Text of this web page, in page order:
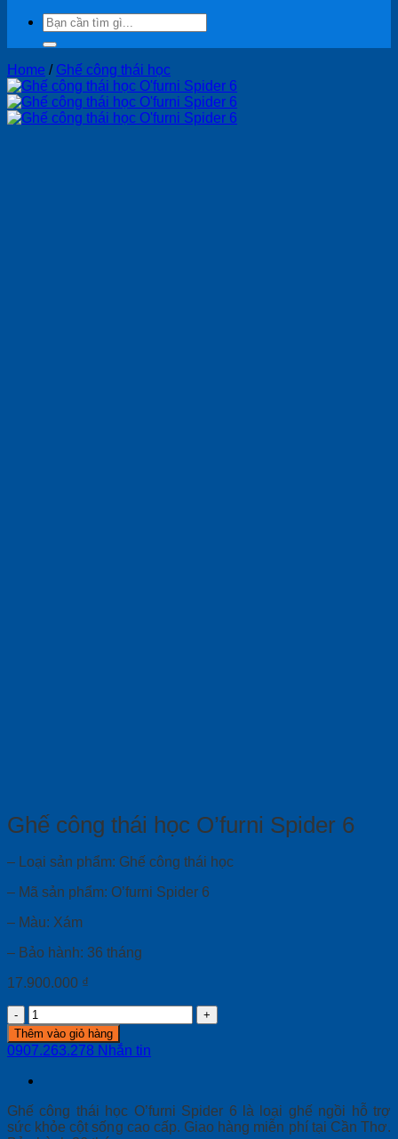
Search
for:
Home / Ghế công thái học
Ghế công thái học O’furni Spider 6
– Loại sản phẩm: Ghế công thái học
– Mã sản phẩm: O’furni Spider 6
– Màu: Xám
– Bảo hành: 36 tháng
17.900.000 ₫
Ghế
công
thái
học
O'furni
6
quantity
Thêm vào giỏ hàng
0907.263.278 Nhắn tin
Ghế công thái học O’furni Spider 6 là loại ghế ngồi hỗ trợ
sức khỏe cột sống cao cấp. Giao hàng miễn phí tại Cần Thơ.